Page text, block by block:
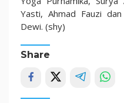
Yasti, Ahmad Fauzi
Dewi. (shy)
Share